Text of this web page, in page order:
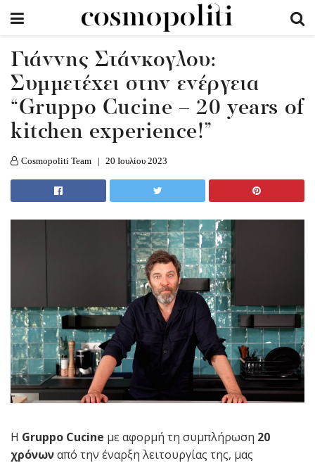
Γιάννης Στάνκογλου:
Συμμετέχει στην ενέργεια
“Gruppo Cucine – 20 years of
kitchen experience!”
Cosmopoliti Team 20 Ιουλίου 2023
Η Gruppo Cucine με αφορμή τη συμπλήρωση 20
χρόνωναπό την έναρξη λειτουργίας της, μας